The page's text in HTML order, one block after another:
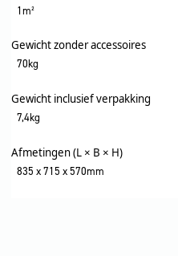
1m²
Gewicht zonder accessoires
70kg
Gewicht inclusief verpakking
7,4kg
Afmetingen (L × B × H)
835 x 715 x 570mm